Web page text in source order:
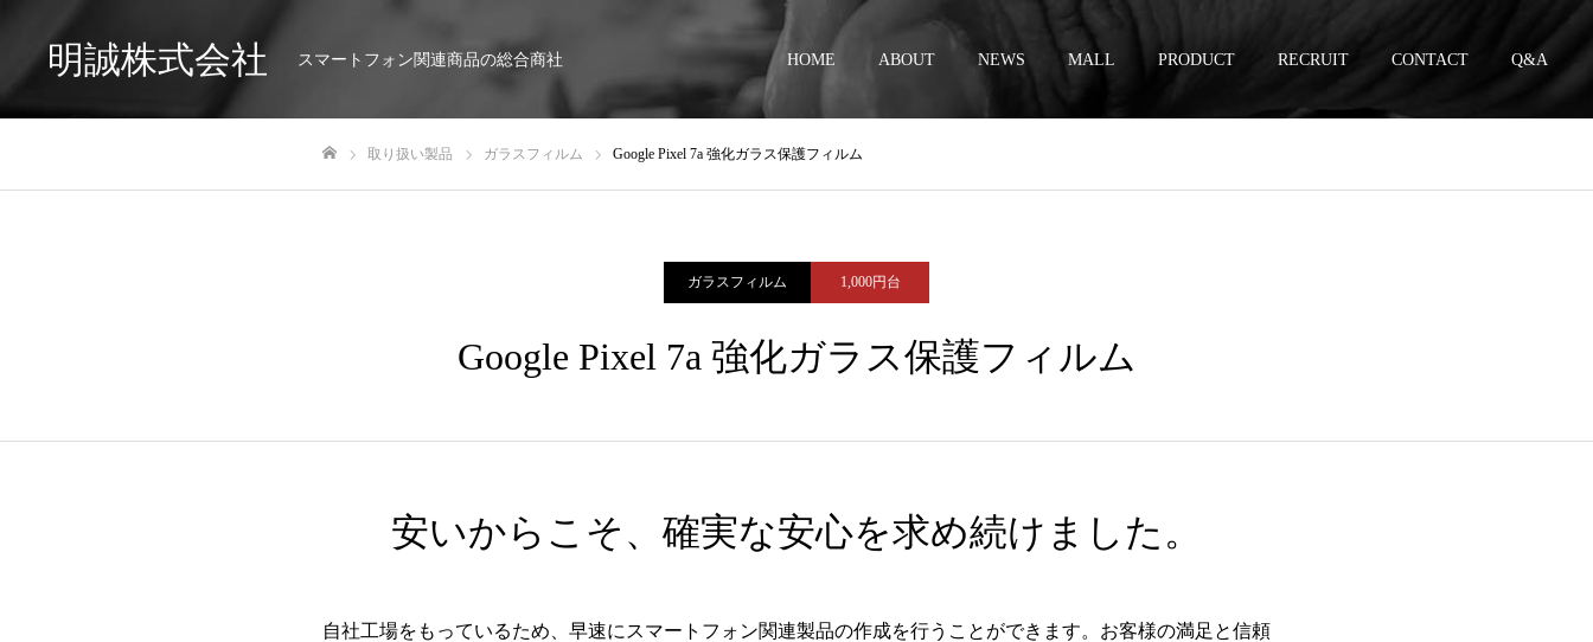
明誠株式会社 スマートフォン関連商品の総合商社 HOME ABOUT NEWS MALL PRODUCT RECRUIT CONTACT Q&A
取り扱い製品 ガラスフィルム Google Pixel 7a 強化ガラス保護フィルム
ガラスフィルム 1,000円台
Google Pixel 7a 強化ガラス保護フィルム
安いからこそ、確実な安心を求め続けました。
自社工場をもっているため、早速にスマートフォン関連製品の作成を行うことができます。お客様の満足と信頼